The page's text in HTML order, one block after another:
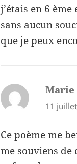
j’étais en 6
sans aucun
que je peux
Marie
11
Ce poème me
me souviens de